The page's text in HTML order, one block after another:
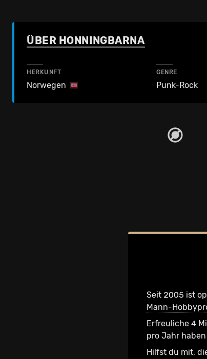
ÜBER HONNINGBARNA
HERKUNFT
Norwegen
GENRE
Punk-Rock
Seit 2005 ist
Mann-
Erfreuliche 4
pro Jahr
Hilfst du mit,